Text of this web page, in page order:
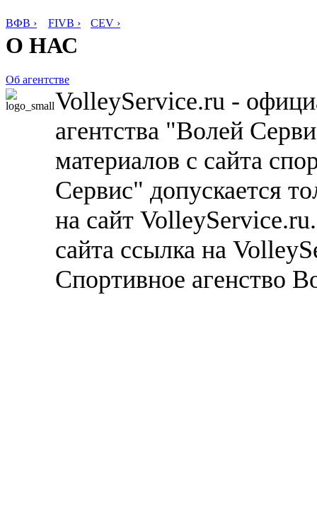
ВФВ › FIVB › CEV ›
О НАС
Об агентстве
VolleyService.ru -
агентства "Волей
материалов с сайта
Сервис" допускается
на сайт
сайта ссылка на
Спортивное агенство